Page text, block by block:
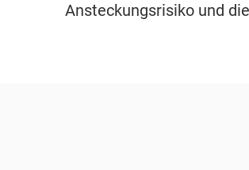
Ansteckungsrisiko und